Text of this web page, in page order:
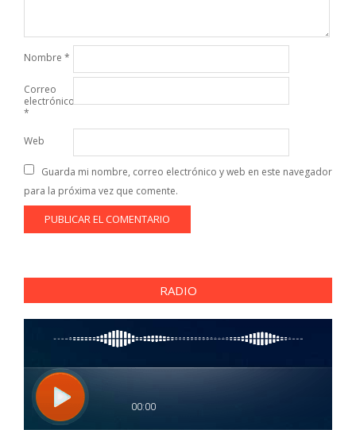
Nombre *
Correo
electrónico
*
Web
Guarda mi nombre, correo electrónico y web en este navegador
para la próxima vez que comente.
RADIO